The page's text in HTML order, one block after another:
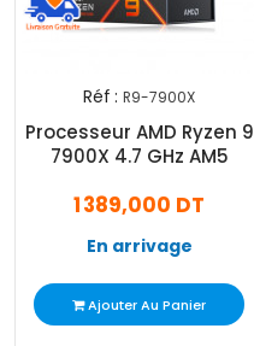
Réf : R9-7900X
Processeur AMD Ryzen 9
7900X 4.7 GHz AM5
1 389,000 DT
En arrivage
Ajouter Au Panier